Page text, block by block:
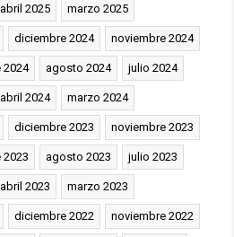
abril 2025 marzo 2025
diciembre 2024 noviembre 2024
2024 agosto 2024 julio 2024
abril 2024 marzo 2024
diciembre 2023 noviembre 2023
agosto 2023 julio 2023
abril 2023 marzo 2023
diciembre 2022 noviembre 2022